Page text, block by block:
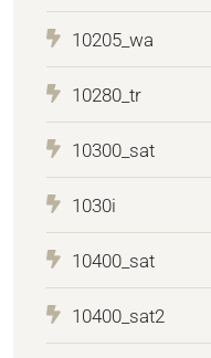
10205_wa
10280_tr
10300_sat
1030i
10400_sat
10400_sat2